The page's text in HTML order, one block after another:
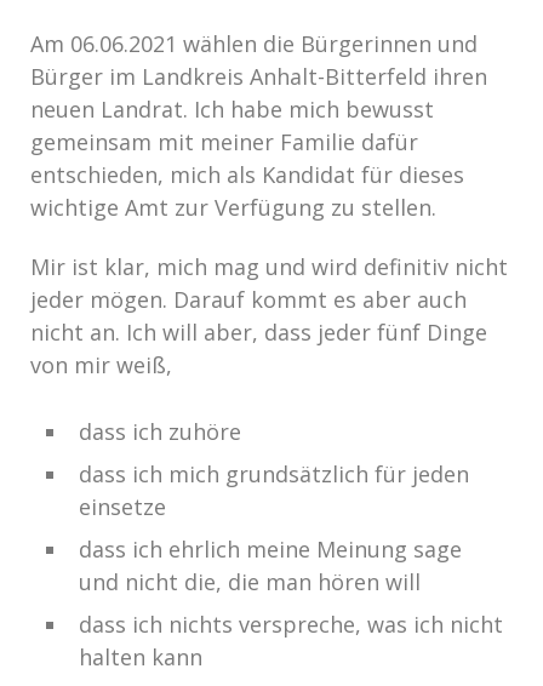
Am 06.06.2021 wählen die Bürgerinnen und
Bürger im Landkreis Anhalt-Bitterfeld ihren
neuen Landrat. Ich habe mich bewusst
gemeinsam mit meiner Familie dafür
entschieden, mich als Kandidat für dieses
wichtige Amt zur Verfügung zu stellen.
Mir ist klar, mich mag und wird definitiv nicht
jeder mögen. Darauf kommt es aber auch
nicht an. Ich will aber, dass jeder fünf Dinge
von mir weiß,
dass ich zuhöre
dass ich mich grundsätzlich für jeden
einsetze
dass ich ehrlich meine Meinung sage
und nicht die, die man hören will
dass ich nichts verspreche, was ich nicht
halten kann